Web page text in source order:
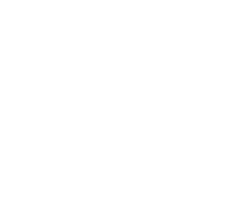
marchi preferiti con